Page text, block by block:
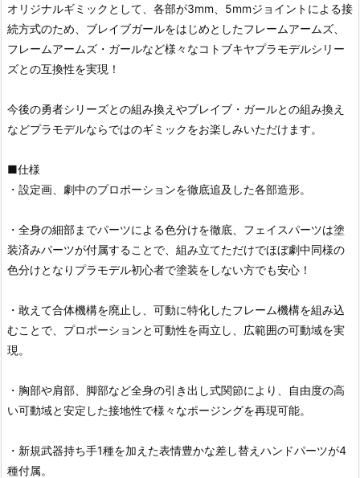
オリジナルギミックとして、各部が3mm、5mmジョイントによる接
続方式のため、ブレイブガールをはじめとしたフレームアームズ、
フレームアームズ・ガールなど様々なコトブキヤプラモデルシリー
ズとの互換性を実現！
今後の勇者シリーズとの組み換えやブレイブ・ガールとの組み換え
などプラモデルならではのギミックをお楽しみいただけます。
■仕様
・設定画、劇中のプロポーションを徹底追及した各部造形。
・全身の細部までパーツによる色分けを徹底、フェイスパーツは塗
装済みパーツが付属することで、組み立てただけでほぼ劇中同様の
色分けとなりプラモデル初心者で塗装をしない方でも安心！
・敢えて合体機構を廃止し、可動に特化したフレーム機構を組み込
むことで、プロポーションと可動性を両立し、広範囲の可動域を実
現。
・胸部や肩部、脚部など全身の引き出し式関節により、自由度の高
い可動域と安定した接地性で様々なポージングを再現可能。
・新規武器持ち手1種を加えた表情豊かな差し替えハンドパーツが4
種付属。